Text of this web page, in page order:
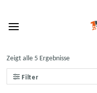
content
Filter
Zeigt alle 5 Ergebnisse